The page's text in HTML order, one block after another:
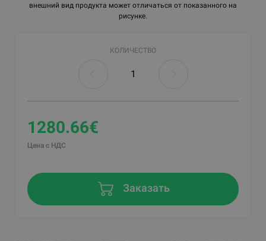
внешний вид продукта может отличаться от показанного на
рисунке.
КОЛИЧЕСТВО
1280.66€
Цена с НДС
Заказать